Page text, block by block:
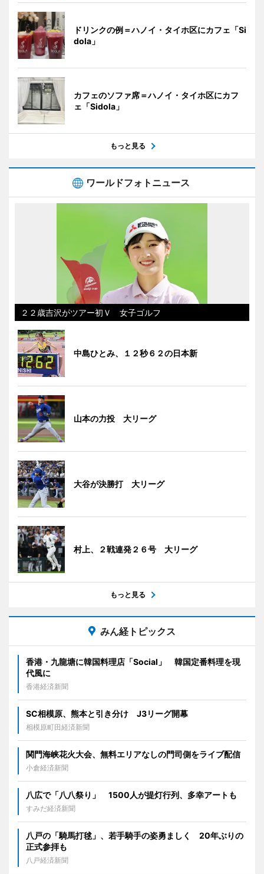
ドリンクの例＝ハノイ・タイホ区にカフェ「Si
dola」
カフェのソファ席＝ハノイ・タイホ区にカフ
ェ「Sidola」
もっと見る
ワールドフォトニュース
２２歳吉沢がツアー初Ｖ 女子ゴルフ
中島ひとみ、１２秒６２の日本新
山本の力投 大リーグ
大谷が決勝打 大リーグ
村上、２戦連発２６号 大リーグ
もっと見る
みん経トピックス
香港・九龍塘に韓国料理店「Social」 韓国定番料理を現
代風に
香港経済新聞
SC相模原、熊本と引き分け J3リーグ開幕
相模原町田経済新聞
関門海峡花火大会、無料エリアなしの門司側をライブ配信
小倉経済新聞
八広で「八八祭り」 1500人が提灯行列、多幸アートも
すみだ経済新聞
八戸の「騎馬打毬」、若手騎手の姿勇ましく 20年ぶりの
正式参拝も
八戸経済新聞